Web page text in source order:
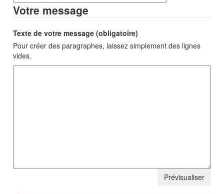
Votre message
Texte de votre message (obligatoire)
Pour créer des paragraphes, laissez simplement des lignes
vides.